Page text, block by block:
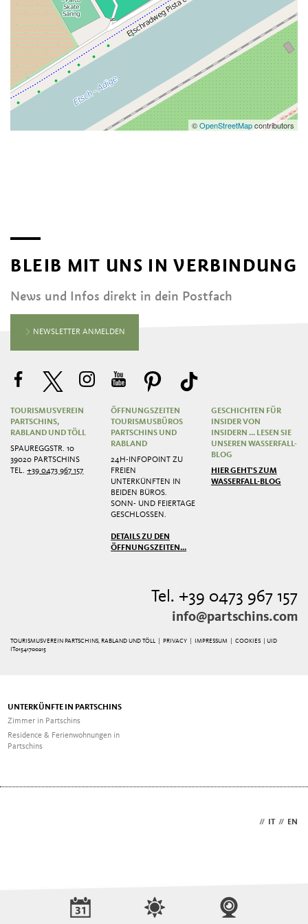
©OpenStreetMapcontributors
BLEIB MIT UNS IN VERBINDUNG
News und Infos direkt in dein Postfach
NEWSLETTER ANMELDEN
TOURISMUSVEREIN
PARTSCHINS,
RABLAND UND TÖLL
SPAUREGGSTR. 10
39020 PARTSCHINS
TEL.+39 0473 967 157
ÖFFNUNGSZEITEN
TOURISMUSBÜROS
PARTSCHINS UND
RABLAND
24H-INFOPOINT ZU
FREIEN
UNTERKÜNFTEN IN
BEIDEN BÜROS.
SONN- UND FEIERTAGE
GESCHLOSSEN.
DETAILS ZU DEN
ÖFFNUNGSZEITEN...
GESCHICHTEN FÜR
INSIDER VON
INSIDERN ... LESEN SIE
UNSEREN WASSERFALL-
BLOG
HIER GEHT'S ZUM
WASSERFALL-BLOG
Tel. +39 0473 967 157
info@partschins.com
TOURISMUSVEREIN PARTSCHINS, RABLAND UND TÖLL | PRIVACY IMPRESSUM |COOKIES
| UID
IT01541700215
UNTERKÜNFTE IN PARTSCHINS
Zimmer in Partschins
Residence & Ferienwohnungen in
Partschins
// IT // EN